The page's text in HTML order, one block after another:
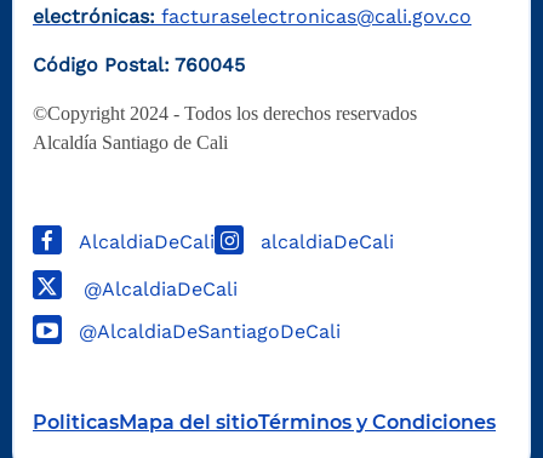
electrónicas: facturaselectronicas@cali.gov.co
Código Postal: 760045
©Copyright 2024 - Todos los derechos reservados
Alcaldía Santiago de Cali
AlcaldiaDeCali alcaldiaDeCali
@AlcaldiaDeCali
@AlcaldiaDeSantiagoDeCali
PoliticasMapa del sitioTérminos y Condiciones